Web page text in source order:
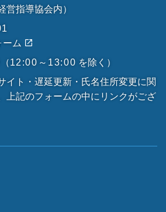
営指導協会内）
ーム
（12:00～13:00 を除く）
イト・遅延更新・氏名住所変更に関
上記のフォームの中にリンクがござ